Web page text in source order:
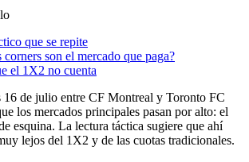
que se repite
corners son el mercado que paga?
el 1X2 no cuenta
16 de julio entre CF Montreal y Toronto FC
los mercados principales pasan por alto: el
esquina. La lectura táctica sugiere que ahí
lejos del 1X2 y de las cuotas tradicionales.